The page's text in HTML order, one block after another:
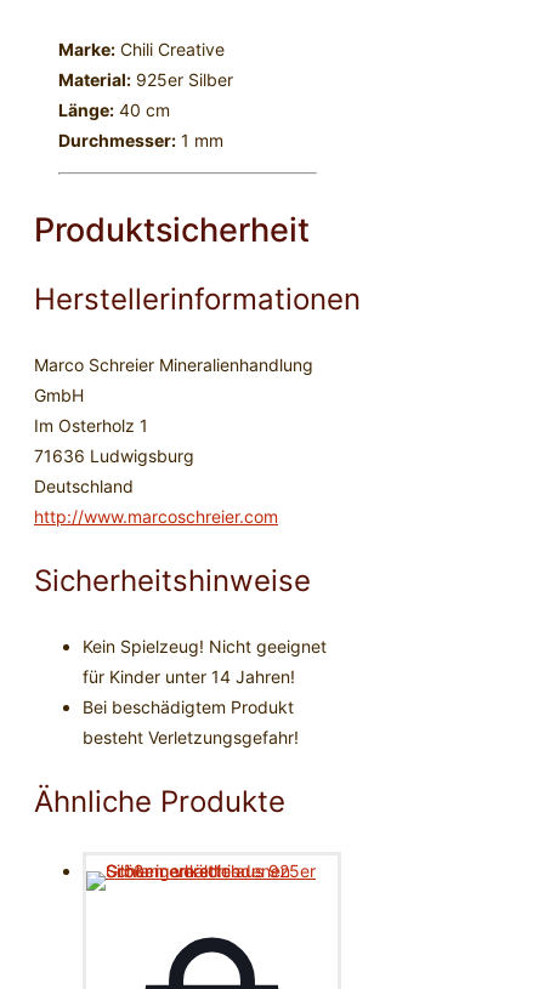
Marke: Chili Creative
Material: 925er Silber
Länge: 40 cm
Durchmesser: 1 mm
Produktsicherheit
Herstellerinformationen
Marco Schreier Mineralienhandlung
GmbH
Im Osterholz 1
71636 Ludwigsburg
Deutschland
http://www.marcoschreier.com
Sicherheitshinweise
Kein Spielzeug! Nicht geeignet
für Kinder unter 14 Jahren!
Bei beschädigtem Produkt
besteht Verletzungsgefahr!
Ähnliche Produkte